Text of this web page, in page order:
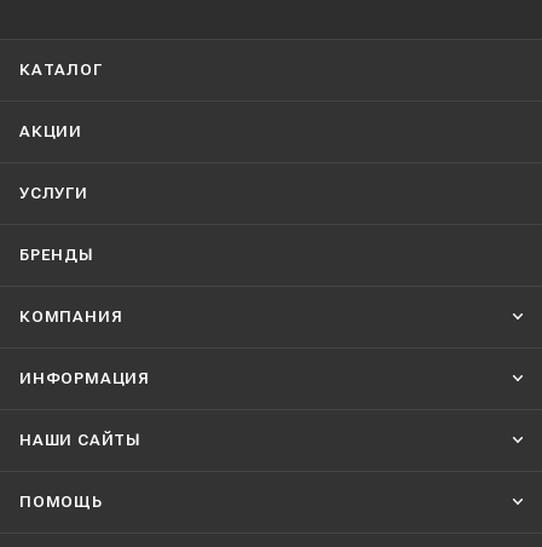
КАТАЛОГ
АКЦИИ
УСЛУГИ
БРЕНДЫ
КОМПАНИЯ
ИНФОРМАЦИЯ
НАШИ CАЙТЫ
ПОМОЩЬ